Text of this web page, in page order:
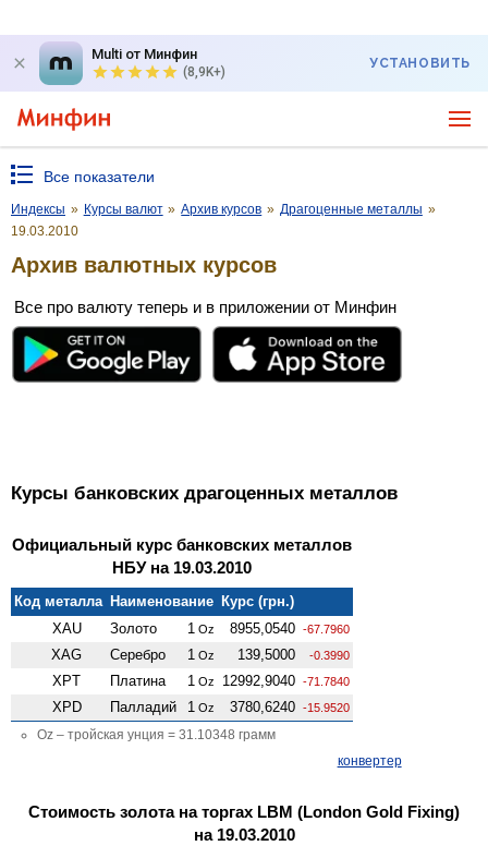
Multi от Минфин
(8,9K+)
УСТАНОВИТЬ
Все показатели
Индексы » Курсы валют » Архив курсов » Драгоценные металлы »
19.03.2010
Архив валютных курсов
Все про валюту теперь и в приложении от Минфин
Курсы банковских драгоценных металлов
Официальный курс банковских металлов
НБУ на 19.03.2010
Код металла Наименование Курс (грн.)
XAU
Золото 1 Oz 8955,0540 -67.7960
XAG Серебро 1 Oz 139,5000 -0.3990
XPT Платина 1 Oz 12992,9040 -71.7840
XPD Палладий 1 Oz 3780,6240 -15.9520
Oz – тройская унция = 31.10348 грамм
конвертер
Стоимость золота на торгах LBM (London Gold Fixing)
на 19.03.2010